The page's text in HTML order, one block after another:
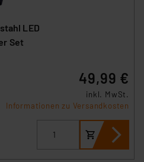
LED
Set
49,99 €
inkl. MwSt.
Informationen zu Versandkosten